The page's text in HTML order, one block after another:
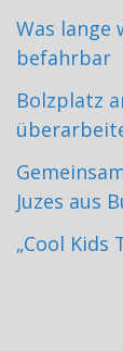
Was lange
befahrbar
Bolzplatz
Juzes aus
„Cool Kids